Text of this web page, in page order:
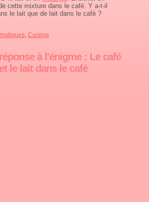
cette mixture dans le café. Y a-t-il
le lait que de lait dans le café ?
, Cuisine
à l'énigme : Le café
le lait dans le café